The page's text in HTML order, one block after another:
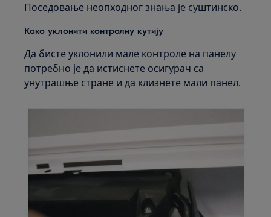
Поседовање неопходног знања је суштинско.
Како уклонити контролну кутију
Да бисте уклонили мале контроле на панелу
потребно је да истиснете осигурач са
унутрашње стране и да клизнете мали панел.